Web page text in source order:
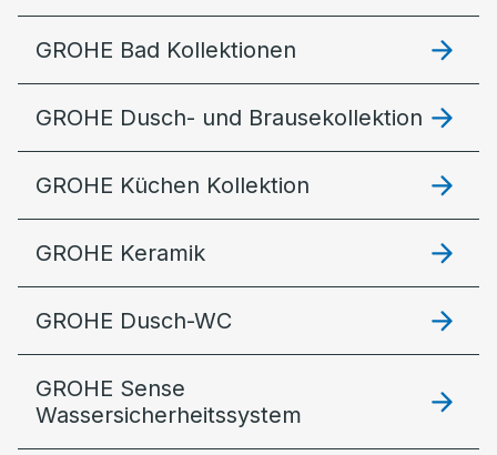
GROHE Bad Kollektionen
GROHE Dusch- und Brausekollektion
GROHE Küchen Kollektion
GROHE Keramik
GROHE Dusch-WC
GROHE Sense
Wassersicherheitssystem